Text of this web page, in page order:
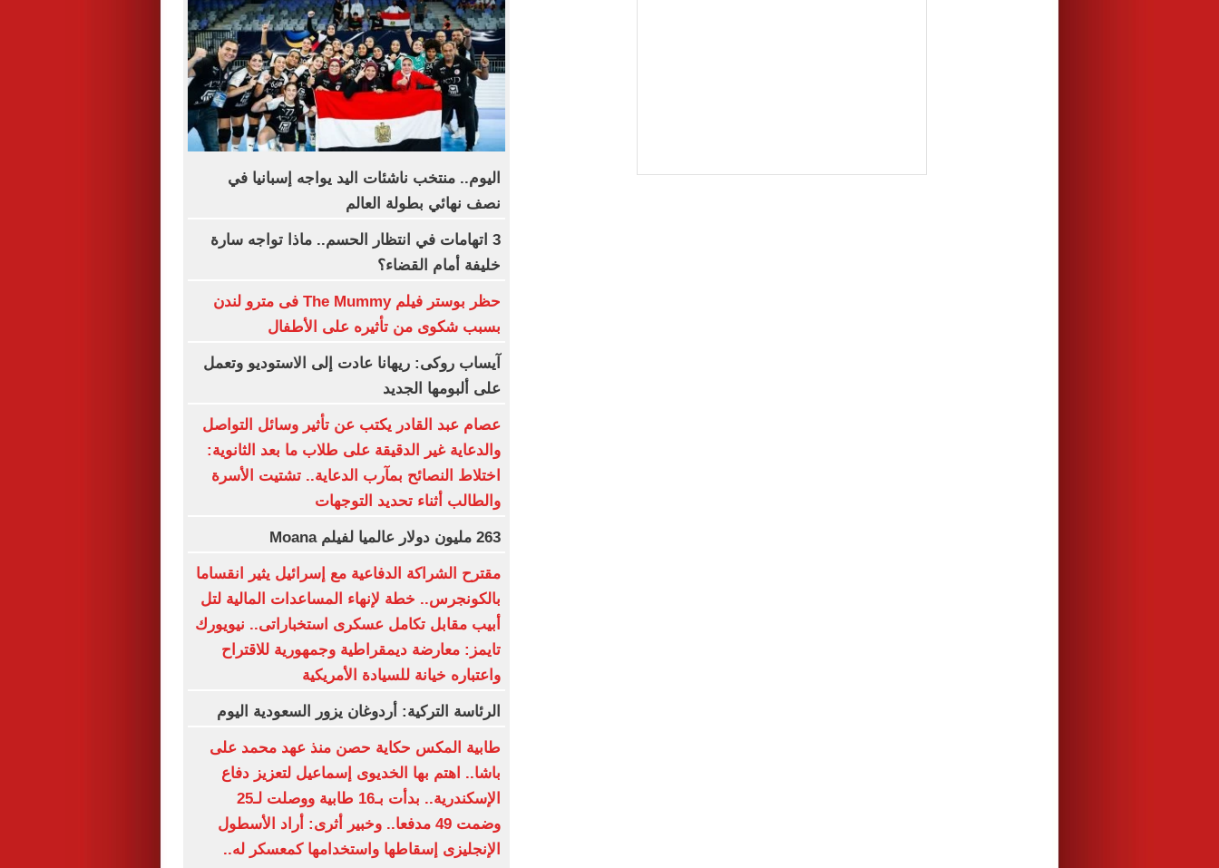
اليوم.. منتخب ناشئات اليد يواجه إسبانيا في
نصف نهائي بطولة العالم
3 اتهامات في انتظار الحسم.. ماذا تواجه سارة
خليفة أمام القضاء؟
حظر بوستر فيلم The Mummy فى مترو لندن
بسبب شكوى من تأثيره على الأطفال
آيساب روكى: ريهانا عادت إلى الاستوديو وتعمل
على ألبومها الجديد
عصام عبد القادر يكتب عن تأثير وسائل التواصل
والدعاية غير الدقيقة على طلاب ما بعد الثانوية:
اختلاط النصائح بمآرب الدعاية.. تشتيت الأسرة
والطالب أثناء تحديد التوجهات
263 مليون دولار عالميا لفيلم Moana
مقترح الشراكة الدفاعية مع إسرائيل يثير انقساما
بالكونجرس.. خطة لإنهاء المساعدات المالية لتل
أبيب مقابل تكامل عسكرى استخباراتى.. نيويورك
تايمز: معارضة ديمقراطية وجمهورية للاقتراح
واعتباره خيانة للسيادة الأمريكية
الرئاسة التركية: أردوغان يزور السعودية اليوم
طابية المكس حكاية حصن منذ عهد محمد على
باشا.. اهتم بها الخديوى إسماعيل لتعزيز دفاع
الإسكندرية.. بدأت بـ16 طابية ووصلت لـ25
وضمت 49 مدفعا.. وخبير أثرى: أراد الأسطول
الإنجليزى إسقاطها واستخدامها كمعسكر له..